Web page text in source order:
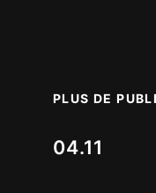
PLUS DE
04.11